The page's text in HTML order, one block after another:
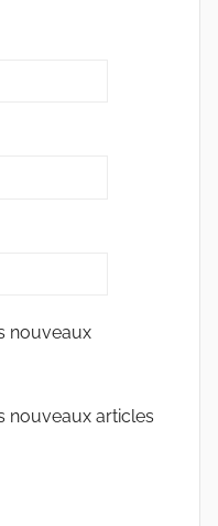
nouveaux
nouveaux articles